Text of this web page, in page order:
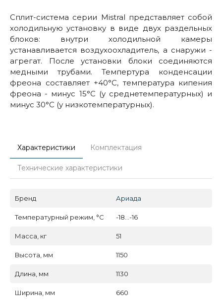
Сплит-система серии Mistral представляет собой
холодильную установку в виде двух раздельных
блоков: внутри холодильной камеры
устанавливается воздухоохладитель, а снаружи -
агрегат. После установки блоки соединяются
медными трубами. Темпертура конденсации
фреона составляет +40°С, температура кипения
фреона - минус 15°С (у среднетемпературных) и
минус 30°С (у низкотемпературных).
Характеристики Комплектация
Технические характеристики
Бренд Ариада
Температурный режим, °C -18...-16
Масса, кг 51
Высота, мм 1150
Длина, мм 1130
Ширина, мм 660